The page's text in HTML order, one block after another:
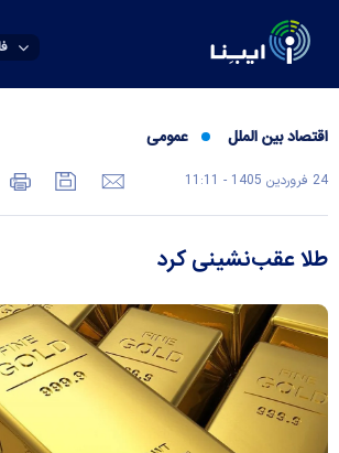
اقتصاد بین الملل عمومی
24 فروردين 1405 - 11:11
طلا عقب‌نشینی کرد